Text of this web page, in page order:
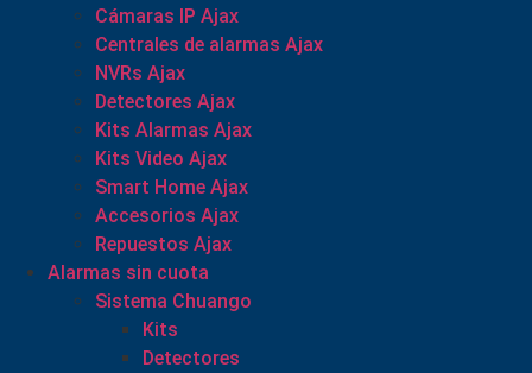
Cámaras IP Ajax
Centrales de alarmas Ajax
NVRs Ajax
Detectores Ajax
Kits Alarmas Ajax
Kits Video Ajax
Smart Home Ajax
Accesorios Ajax
Repuestos Ajax
Alarmas sin cuota
Sistema Chuango
Kits
Detectores